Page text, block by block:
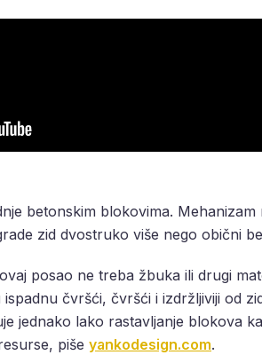
betonskim blokovima.
zid dvostruko više nego obični
posao ne treba žbuka ili drugi
čvršći, čvršći i izdržljiviji od
jednako lako rastavljanje blokova
piše yankodesign.com.